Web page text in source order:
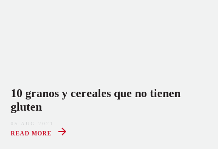
10 granos y cereales que no tienen
gluten
05 AUG 2021
READ MORE